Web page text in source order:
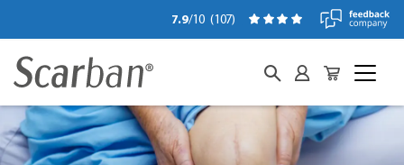
7.9/10 (107)